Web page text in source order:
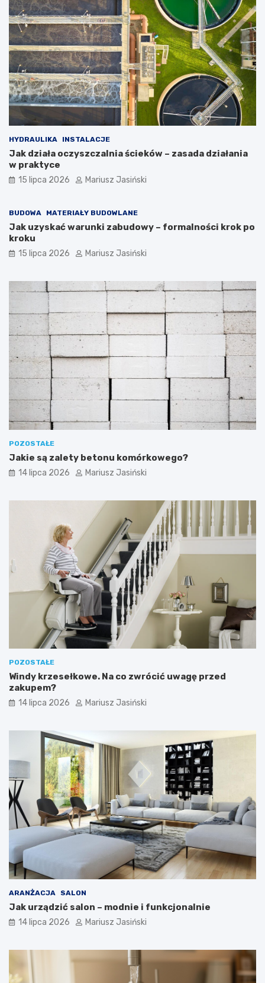
HYDRAULIKA INSTALACJE
Jak działa oczyszczalnia ścieków – zasada działania
w praktyce
15 lipca 2026 Mariusz Jasiński
BUDOWA MATERIAŁY BUDOWLANE
Jak uzyskać warunki zabudowy – formalności krok po
kroku
15 lipca 2026 Mariusz Jasiński
POZOSTAŁE
Jakie są zalety betonu komórkowego?
14 lipca 2026 Mariusz Jasiński
POZOSTAŁE
Windy krzesełkowe. Na co zwrócić uwagę przed
zakupem?
14 lipca 2026 Mariusz Jasiński
ARANŻACJA SALON
Jak urządzić salon – modnie i funkcjonalnie
14 lipca 2026 Mariusz Jasiński